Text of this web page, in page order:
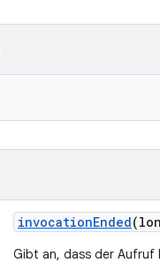
invocationEnded
Gibt an, dass der